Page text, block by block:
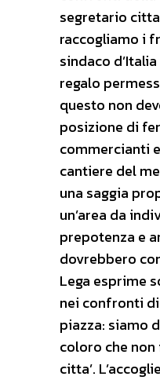
segretario
raccogliamo i
sindaco
regalo
questo non
posizione di
commercianti
cantiere del
una saggia
un’area da
prepotenza e
dovrebbero
Lega esprime
nei confronti
piazza: siamo
coloro che
citta’.